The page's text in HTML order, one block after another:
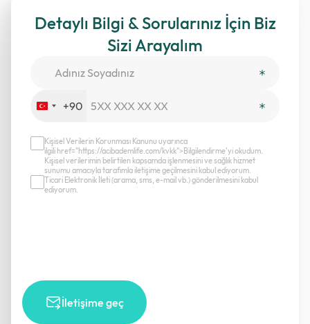
Detaylı Bilgi & Sorularınız İçin Biz
Sizi Arayalım
Turkey
+90
İletişime geç
Kişisel Verilerin Korunması Kanunu uyarınca
ilgili href="https://acibademlife.com/kvkk">Bilgilendirme’yi okudum.
Kişisel verilerimin belirtilen kapsamda işlenmesini ve sağlık hizmet
sunumu amacıyla tarafımla iletişime geçilmesini kabul ediyorum.
Ticari Elektronik İleti (arama, sms, e-mail vb.) gönderilmesini kabul
ediyorum.